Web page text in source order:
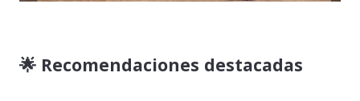
🌟 Recomendaciones destacadas